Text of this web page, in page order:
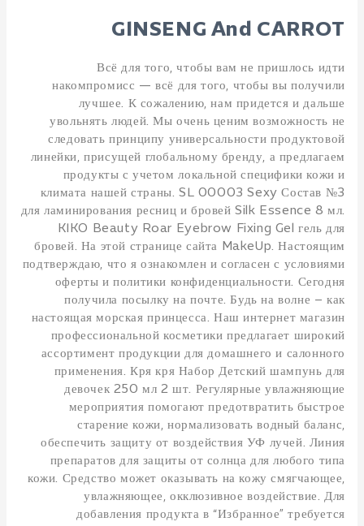
GINSENG And CARROT
Всё для того, чтобы вам не пришлось идти
накомпромисс — всё для того, чтобы вы получили
лучшее. К сожалению, нам придется и дальше
увольнять людей. Мы очень ценим возможность не
следовать принципу универсальности продуктовой
линейки, присущей глобальному бренду, а предлагаем
продукты с учетом локальной специфики кожи и
климата нашей страны. SL 00003 Sexy Состав №3
для ламинирования ресниц и бровей Silk Essence 8 мл.
KIKO Beauty Roar Eyebrow Fixing Gel гель для
бровей. На этой странице сайта MakeUp. Настоящим
подтверждаю, что я ознакомлен и согласен с условиями
оферты и политики конфиденциальности. Сегодня
получила посылку на почте. Будь на волне – как
настоящая морская принцесса. Наш интернет магазин
профессиональной косметики предлагает широкий
ассортимент продукции для домашнего и салонного
применения. Кря кря Набор Детский шампунь для
девочек 250 мл 2 шт. Регулярные увлажняющие
мероприятия помогают предотвратить быстрое
старение кожи, нормализовать водный баланс,
обеспечить защиту от воздействия УФ лучей. Линия
препаратов для защиты от солнца для любого типа
кожи. Средство может оказывать на кожу смягчающее,
увлажняющее, окклюзивное воздействие. Для
добавления продукта в “Избранное” требуется